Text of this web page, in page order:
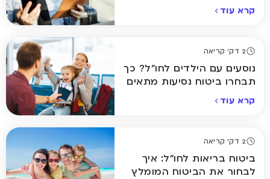
קרא עוד
2 דק' קריאה
נוסעים עם הילדים לחו"ל? כך
תבחרו ביטוח נסיעות מתאים
קרא עוד
2 דק' קריאה
ביטוח בריאות לחו"ל: איך
לבחור את הביטוח המומלץ